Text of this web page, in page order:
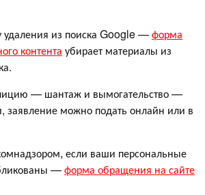
удаления из поиска Google —форма
контента убирает материалы из
— шантаж и вымогательство —
заявление можно подать онлайн или в
если ваши персональные
—форма обращения на сайте